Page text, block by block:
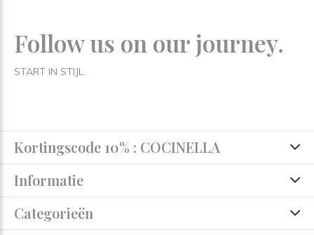
Follow us on our journey.
START IN STIJL.
Kortingscode 10% : COCINELLA
Informatie
Categorieën